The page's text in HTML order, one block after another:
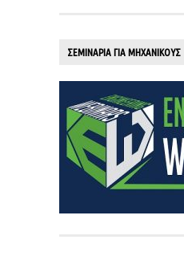
ΣΕΜΙΝΑΡΙΑ ΓΙΑ ΜΗΧΑΝΙΚΟΥΣ